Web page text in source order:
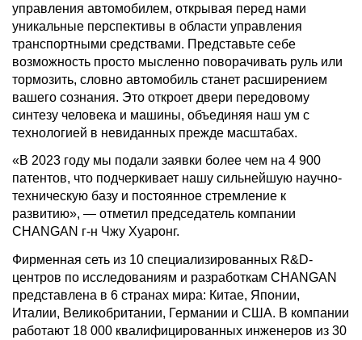
управления автомобилем, открывая перед нами
уникальные перспективы в области управления
транспортными средствами. Представьте себе
возможность просто мысленно поворачивать руль или
тормозить, словно автомобиль станет расширением
вашего сознания. Это откроет двери передовому
синтезу человека и машины, объединяя наш ум с
технологией в невиданных прежде масштабах.
«В 2023 году мы подали заявки более чем на 4 900
патентов, что подчеркивает нашу сильнейшую научно-
техническую базу и постоянное стремление к
развитию», — отметил председатель компании
CHANGAN г-н Чжу Хуаронг.
Фирменная сеть из 10 специализированных R&D-
центров по исследованиям и разработкам CHANGAN
представлена в 6 странах мира: Китае, Японии,
Италии, Великобритании, Германии и США. В компании
работают 18 000 квалифицированных инженеров из 30